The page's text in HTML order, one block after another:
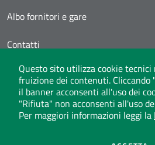
Questo sito utilizza cookie tecnici
fruizione dei contenuti. Cliccando
il banner acconsenti all'uso dei
"Rifiuta" non acconsenti all'uso
Per maggiori informazioni leggi la
Albo fornitori e gare
Contatti
Area Personale
Dichiarazione di accessibilità